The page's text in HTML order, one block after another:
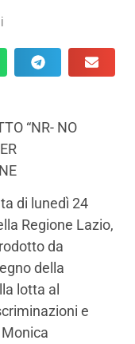
“NR- NO
di lunedì 24
Regione Lazio,
da
della
lotta al
e
Monica